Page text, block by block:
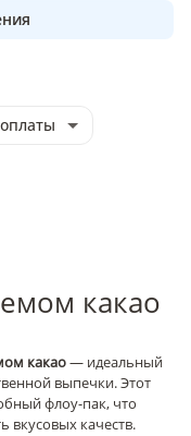
какао
какао— идеальный
выпечки. Этот
флоу-пак, что
вкусовых качеств.